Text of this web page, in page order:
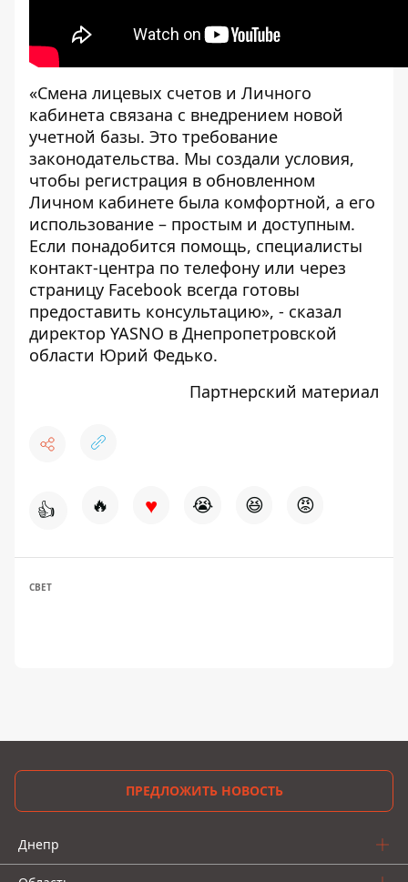
«Смена лицевых счетов и Личного
кабинета связана с внедрением новой
учетной базы. Это требование
законодательства. Мы создали условия,
чтобы регистрация в обновленном
Личном кабинете была комфортной, а его
использование – простым и доступным.
Если понадобится помощь, специалисты
контакт-центра по телефону или через
страницу Facebook всегда готовы
предоставить консультацию», - сказал
директор YASNO в Днепропетровской
области Юрий Федько.
Партнерский материал
👍 🔥 ♥ 😭 😆 😡
СВЕТ
ПРЕДЛОЖИТЬ НОВОСТЬ
Днепр